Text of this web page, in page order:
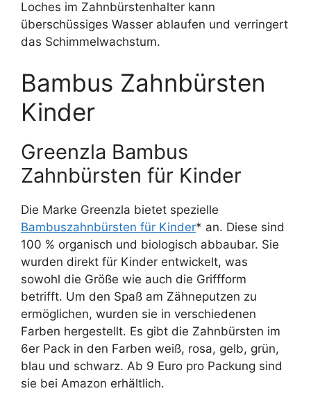
Loches im Zahnbürstenhalter kann
überschüssiges Wasser ablaufen und verringert
das Schimmelwachstum.
Bambus Zahnbürsten
Kinder
Greenzla Bambus
Zahnbürsten für Kinder
Die Marke Greenzla bietet spezielle
Bambuszahnbürsten für Kinder* an. Diese sind
100 % organisch und biologisch abbaubar. Sie
wurden direkt für Kinder entwickelt, was
sowohl die Größe wie auch die Griffform
betrifft. Um den Spaß am Zähneputzen zu
ermöglichen, wurden sie in verschiedenen
Farben hergestellt. Es gibt die Zahnbürsten im
6er Pack in den Farben weiß, rosa, gelb, grün,
blau und schwarz. Ab 9 Euro pro Packung sind
sie bei Amazon erhältlich.